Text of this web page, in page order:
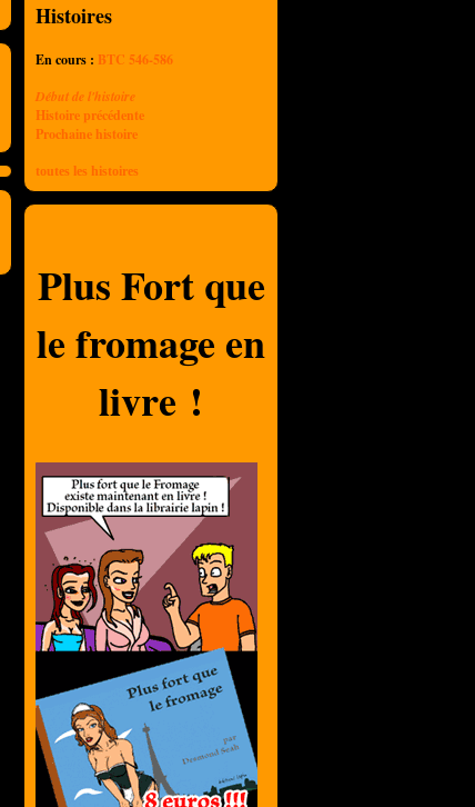
Histoires
En cours : BTC 546-586
Début de l'histoire
Histoire précédente
Prochaine histoire
toutes les histoires
Plus Fort que
le fromage en
livre !